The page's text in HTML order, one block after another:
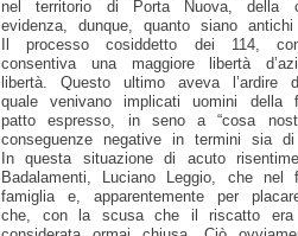
nel territorio di Porta Nuova,
evidenza, dunque, quanto siano
Il processo cosiddetto dei 114,
consentiva una maggiore libertà
libertà. Questo ultimo aveva l’ardire
quale venivano implicati uomini
patto espresso, in seno a “cosa
conseguenze negative in termini sia
In questa situazione di acuto
Badalamenti, Luciano Leggio, che
famiglia e, apparentemente per
che, con la scusa che il riscatto era